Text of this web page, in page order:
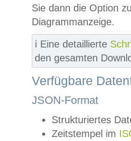
Sie dann die Option
Diagrammanzeige.
ℹ️ Eine detaillierte
den gesamten
Verfügbare
JSON-Format
Strukturiertes
Zeitstempel im